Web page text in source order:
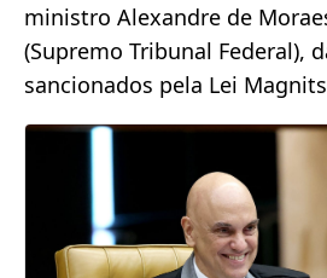
ministro Alexandre de
(Supremo Tribunal Federal),
sancionados pela Lei